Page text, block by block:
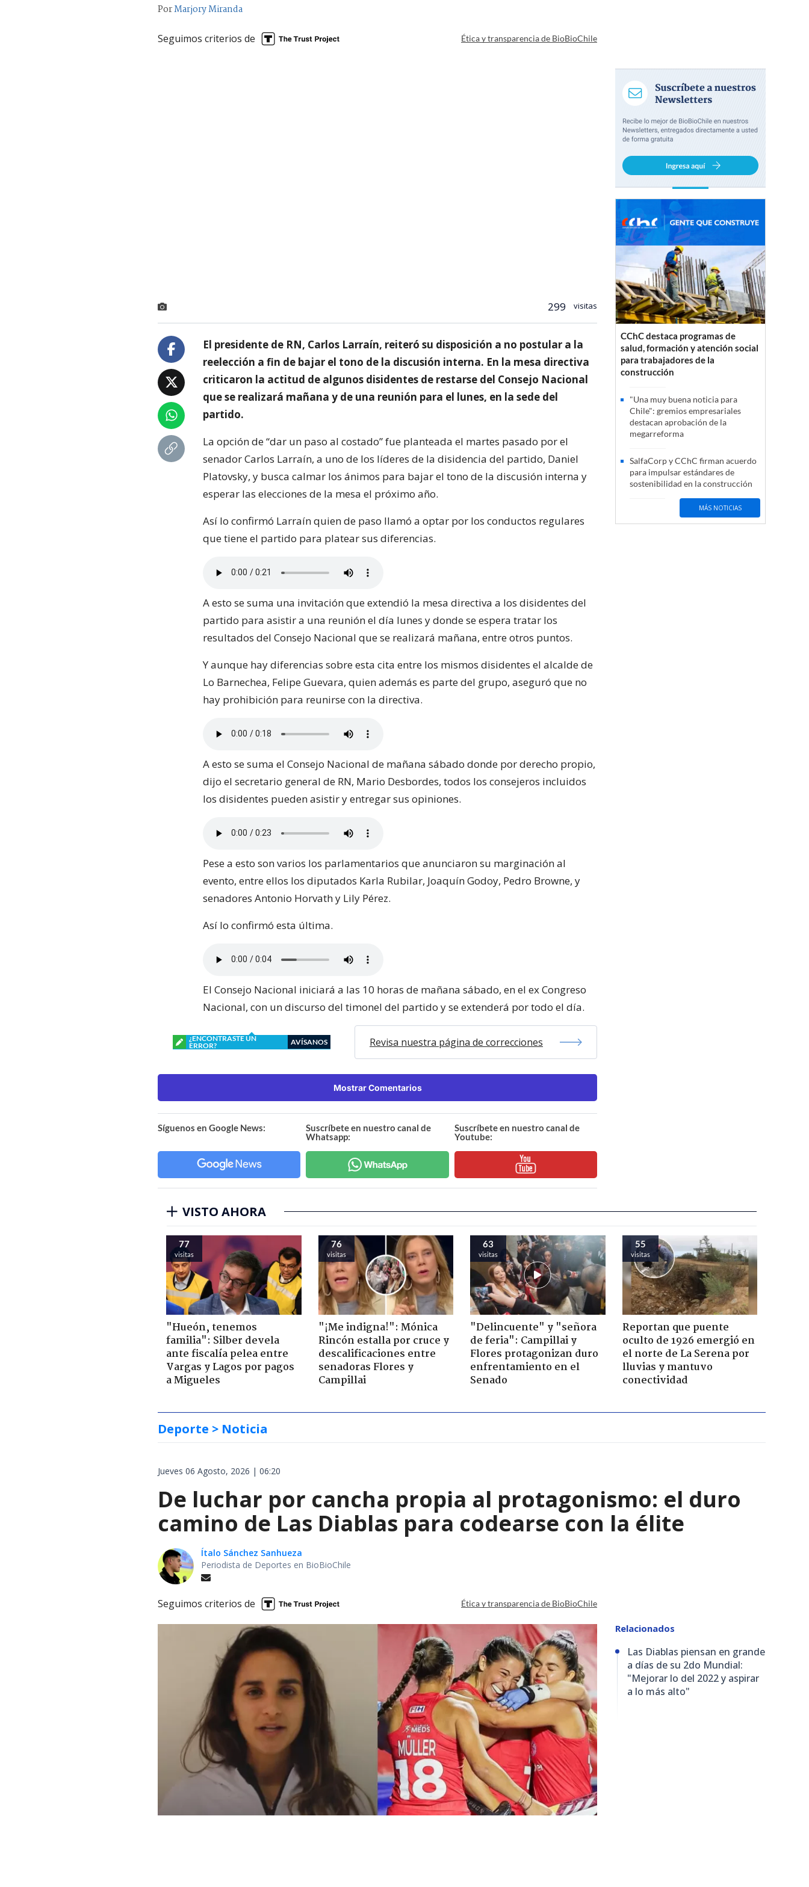
PorMarjory Miranda
Seguimos criterios de Ética y transparencia de BioBioChile
299 visitas
El presidente de RN, Carlos Larraín, reiteró su disposición a no postular a la
reelección a fin de bajar el tono de la discusión interna. En la mesa directiva
criticaron la actitud de algunos disidentes de restarse del Consejo Nacional
que se realizará mañana y de una reunión para el lunes, en la sede del
partido.
La opción de “dar un paso al costado” fue planteada el martes pasado por el
senador Carlos Larraín, a uno de los líderes de la disidencia del partido, Daniel
Platovsky, y busca calmar los ánimos para bajar el tono de la discusión interna y
esperar las elecciones de la mesa el próximo año.
Así lo confirmó Larraín quien de paso llamó a optar por los conductos regulares
que tiene el partido para platear sus diferencias.
A esto se suma una invitación que extendió la mesa directiva a los disidentes del
partido para asistir a una reunión el día lunes y donde se espera tratar los
resultados del Consejo Nacional que se realizará mañana, entre otros puntos.
Y aunque hay diferencias sobre esta cita entre los mismos disidentes el alcalde de
Lo Barnechea, Felipe Guevara, quien además es parte del grupo, aseguró que no
hay prohibición para reunirse con la directiva.
A esto se suma el Consejo Nacional de mañana sábado donde por derecho propio,
dijo el secretario general de RN, Mario Desbordes, todos los consejeros incluidos
los disidentes pueden asistir y entregar sus opiniones.
Pese a esto son varios los parlamentarios que anunciaron su marginación al
evento, entre ellos los diputados Karla Rubilar, Joaquín Godoy, Pedro Browne, y
senadores Antonio Horvath y Lily Pérez.
Así lo confirmó esta última.
El Consejo Nacional iniciará a las 10 horas de mañana sábado, en el ex Congreso
Nacional, con un discurso del timonel del partido y se extenderá por todo el día.
¿ENCONTRASTE UN
ERROR?
AVÍSANOS Revisa nuestra página de correcciones
Mostrar Comentarios
Síguenos en Google News:
Suscríbete en nuestro canal de
Whatsapp:
Suscríbete en nuestro canal de
Youtube:
CChC destaca programas de
salud, formación y atención social
para trabajadores de la
construcción
"Una muy buena noticia para
Chile": gremios empresariales
destacan aprobación de la
megarreforma
SalfaCorp y CChC firman acuerdo
para impulsar estándares de
sostenibilidad en la construcción
MÁS NOTICIAS
VISTO AHORA
77
visitas
"Hueón, tenemos
familia": Silber devela
ante fiscalía pelea entre
Vargas y Lagos por pagos
a Migueles
76
visitas
"¡Me indigna!": Mónica
Rincón estalla por cruce y
descalificaciones entre
senadoras Flores y
Campillai
63
visitas
"Delincuente" y "señora
de feria": Campillai y
Flores protagonizan duro
enfrentamiento en el
Senado
55
visitas
Reportan que puente
oculto de 1926 emergió en
el norte de La Serena por
lluvias y mantuvo
conectividad
Deporte > Noticia
Jueves 06 Agosto, 2026 | 06:20
De luchar por cancha propia al protagonismo: el duro
camino de Las Diablas para codearse con la élite
Ítalo Sánchez Sanhueza
Periodista de Deportes en BioBioChile
Seguimos criterios de Ética y transparencia de BioBioChile
Relacionados
Las Diablas piensan en grande
a días de su 2do Mundial:
"Mejorar lo del 2022 y aspirar
a lo más alto"